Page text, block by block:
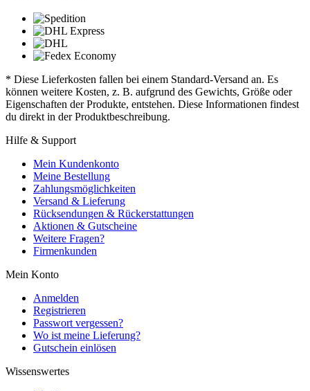
* Diese Lieferkosten fallen bei einem Standard-Versand an. Es
können weitere Kosten, z. B. aufgrund des Gewichts, Größe oder
Eigenschaften der Produkte, entstehen. Diese Informationen findest
du direkt in der Produktbeschreibung.
Hilfe & Support
Mein Kundenkonto
Meine Bestellung
Zahlungsmöglichkeiten
Versand & Lieferung
Rücksendungen & Rückerstattungen
Aktionen & Gutscheine
Weitere Fragen?
Firmenkunden
Mein Konto
Anmelden
Registrieren
Passwort vergessen?
Wo ist meine Lieferung?
Gutschein einlösen
Wissenswertes